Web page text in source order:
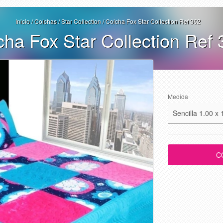
Inicio / Colchas / Star Collection / Colcha Fox Star Collection Ref 362
Fox Star Collection Ref
Medida